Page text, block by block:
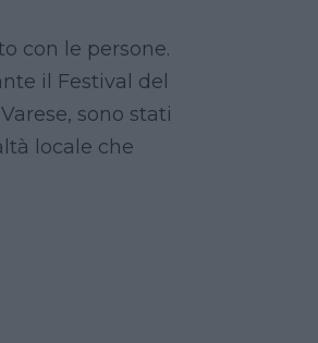
con le persone.
il Festival del
sono stati
locale che